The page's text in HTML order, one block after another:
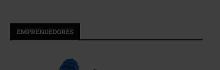
EMPRENDEDORES